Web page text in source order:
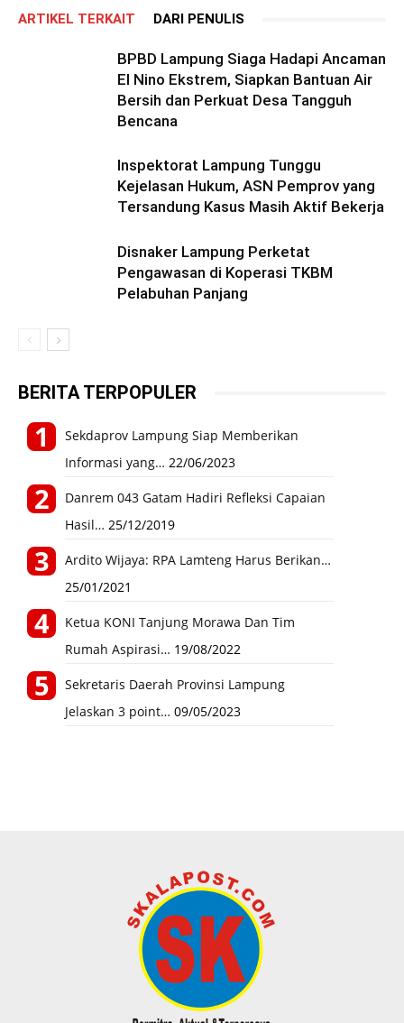
ARTIKEL TERKAIT DARI PENULIS
BPBD Lampung Siaga Hadapi Ancaman
El Nino Ekstrem, Siapkan Bantuan Air
Bersih dan Perkuat Desa Tangguh
Bencana
Inspektorat Lampung Tunggu
Kejelasan Hukum, ASN Pemprov yang
Tersandung Kasus Masih Aktif Bekerja
Disnaker Lampung Perketat
Pengawasan di Koperasi TKBM
Pelabuhan Panjang
BERITA TERPOPULER
Sekdaprov Lampung Siap Memberikan
Informasi yang… 22/06/2023
Danrem 043 Gatam Hadiri Refleksi Capaian
Hasil… 25/12/2019
Ardito Wijaya: RPA Lamteng Harus Berikan…
25/01/2021
Ketua KONI Tanjung Morawa Dan Tim
Rumah Aspirasi… 19/08/2022
Sekretaris Daerah Provinsi Lampung
Jelaskan 3 point… 09/05/2023